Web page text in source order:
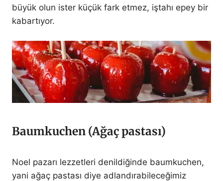
büyük olun ister küçük fark etmez, iştahı epey bir
kabartıyor.
Baumkuchen (Ağaç pastası)
Noel pazarı lezzetleri denildiğinde baumkuchen,
yani ağaç pastası diye adlandırabileceğimiz